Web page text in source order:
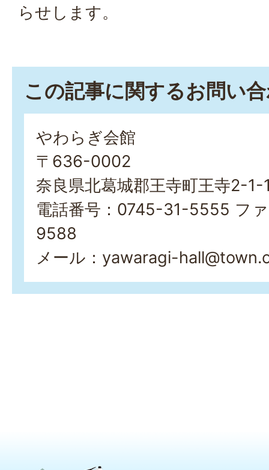
らせします。
この記事に関するお問い
やわらぎ会館
〒636-0002
奈良県北葛城郡王寺町王寺2-
電話番号：0745-31-5555 フ
9588
メール：yawaragi-